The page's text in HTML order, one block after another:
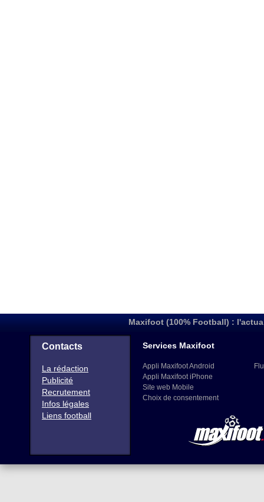
Maxifoot (100% Football) :
Contacts
La rédaction
Publicité
Recrutement
Infos légales
Liens football
Services Maxifoot
Appli Maxifoot Android
Appli Maxifoot iPhone
Site web Mobile
Choix de consentement